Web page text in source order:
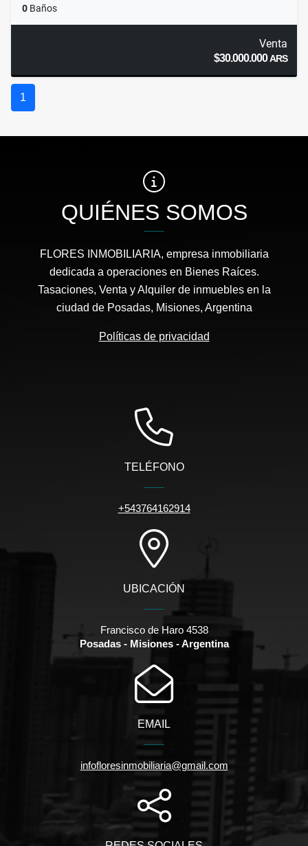
0 Baños
Venta
$30.000.000ARS
1
QUIÉNES SOMOS
FLORES INMOBILIARIA, empresa inmobiliaria
dedicada a operaciones en Bienes Raíces.
Tasaciones, Venta y Alquiler de inmuebles en la
ciudad de Posadas, Misiones, Argentina
Políticas de privacidad
TELÉFONO
+543764162914
UBICACIÓN
Francisco de Haro 4538
Posadas - Misiones - Argentina
EMAIL
infofloresinmobiliaria@gmail.com